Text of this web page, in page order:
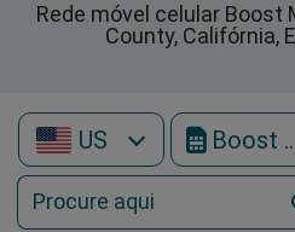
Rede móvel celular Boost
County, Califórnia,
US Boost